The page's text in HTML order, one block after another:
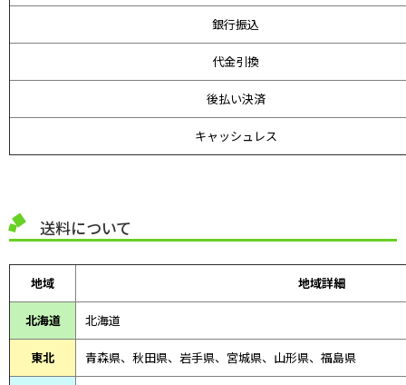
銀行振込
代金引換
後払い決済
キャッシュレス
送料について
地域 地域詳細
北海道 北海道
東北 青森県、 秋田県、 岩手県、宮城県、山形県、福島県